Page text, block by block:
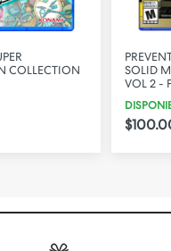
COLLECTION
SOLID
VOL 2 -